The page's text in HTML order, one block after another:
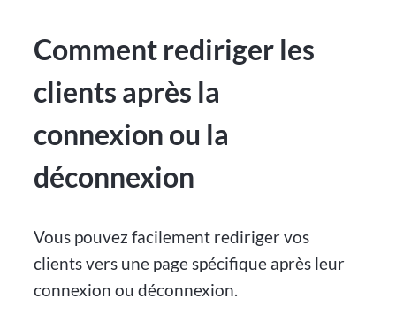
Comment rediriger les
clients après la
connexion ou la
déconnexion
Vous pouvez facilement rediriger vos
clients vers une page spécifique après leur
connexion ou déconnexion.